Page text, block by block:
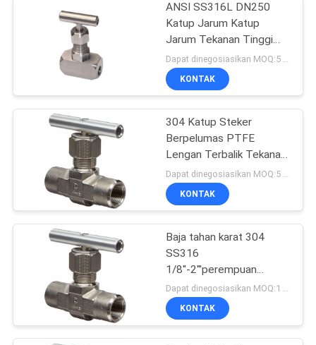
ANSI SS316L DN250
Katup Jarum Katup
Jarum Tekanan Tinggi
Perempuan X Laki-laki
KONTAK
304 Katup Steker
Berpelumas PTFE
Lengan Terbalik Tekanan
Seimbang
KONTAK
Baja tahan karat 304
SS316
1/8''-2'''perempuan
6000PSI tekanan tinggi
panel minyak gas
pemasangan baja tahan
Dapat dinegosiasikan MOQ:1 PCS
KONTAK